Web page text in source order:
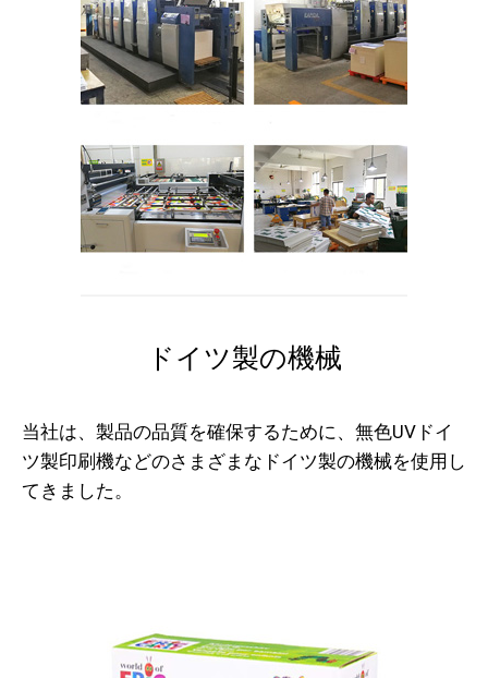
ドイツ製の機械
当社は、製品の品質を確保するために、無色UVドイ
ツ製印刷機などのさまざまなドイツ製の機械を使用し
てきました。